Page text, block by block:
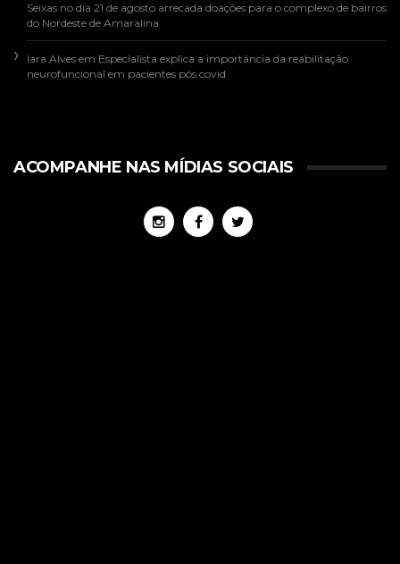
Seixas no dia 21 de agosto arrecada doações para o complexo de bairros
do Nordeste de Amaralina
Iara Alves em Especialista explica a importância da reabilitação
neurofuncional em pacientes pós covid
ACOMPANHE NAS MÍDIAS SOCIAIS